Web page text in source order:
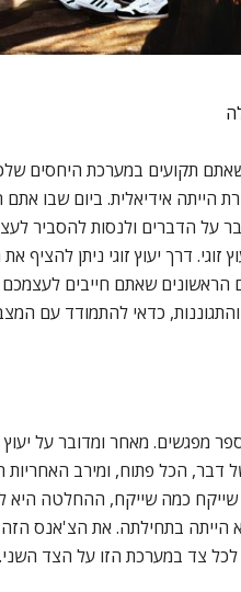
תקועים במערכת היחסים
אידיאלית. ביום שבו אתם
על הדברים ולנסות להסביר
זוגי. דרך יעוץ זוגי ניתן
שאתם חייבים לעצמכם
כדאי להתמודד עם המצב
מפגשים. מאחר ומדובר על
דבר, הכל פתוח, ומירב
שייקח כמה שייקח, ההחלטה היא
הייתה בתחילתה. את הצ'אנס
צד במערכת הזו על הצד